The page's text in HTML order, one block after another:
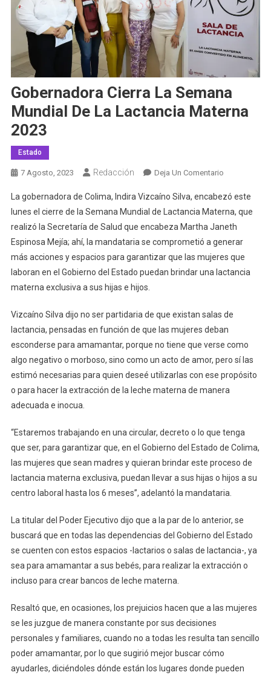
Gobernadora Cierra La Semana
Mundial De La Lactancia Materna
2023
Estado
7 Agosto, 2023 Redacción Deja Un ComentarioEn
Cierra
La
Semana
Mundial
De
La
2023
La gobernadora de Colima, Indira Vizcaíno Silva, encabezó este
lunes el cierre de la Semana Mundial de Lactancia Materna, que
realizó la Secretaría de Salud que encabeza Martha Janeth
Espinosa Mejía; ahí, la mandataria se comprometió a generar
más acciones y espacios para garantizar que las mujeres que
laboran en el Gobierno del Estado puedan brindar una lactancia
materna exclusiva a sus hijas e hijos.
Vizcaíno Silva dijo no ser partidaria de que existan salas de
lactancia, pensadas en función de que las mujeres deban
esconderse para amamantar, porque no tiene que verse como
algo negativo o morboso, sino como un acto de amor, pero sí las
estimó necesarias para quien deseé utilizarlas con ese propósito
o para hacer la extracción de la leche materna de manera
adecuada e inocua.
“Estaremos trabajando en una circular, decreto o lo que tenga
que ser, para garantizar que, en el Gobierno del Estado de Colima,
las mujeres que sean madres y quieran brindar este proceso de
lactancia materna exclusiva, puedan llevar a sus hijas o hijos a su
centro laboral hasta los 6 meses”, adelantó la mandataria.
La titular del Poder Ejecutivo dijo que a la par de lo anterior, se
buscará que en todas las dependencias del Gobierno del Estado
se cuenten con estos espacios -lactarios o salas de lactancia-, ya
sea para amamantar a sus bebés, para realizar la extracción o
incluso para crear bancos de leche materna.
Resaltó que, en ocasiones, los prejuicios hacen que a las mujeres
se les juzgue de manera constante por sus decisiones
personales y familiares, cuando no a todas les resulta tan sencillo
poder amamantar, por lo que sugirió mejor buscar cómo
ayudarles, diciéndoles dónde están los lugares donde pueden